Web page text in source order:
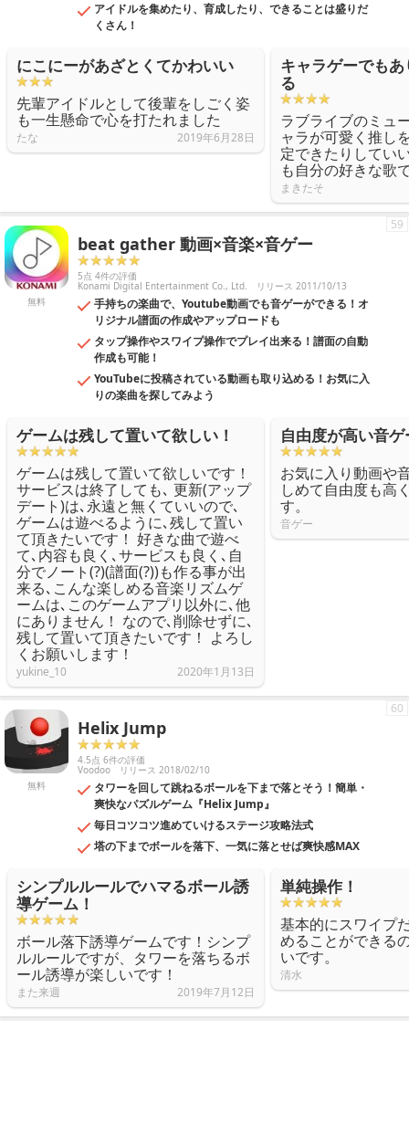
アイドルを集めたり、育成したり、できることは盛りだ
くさん！
にこにーがあざとくてかわいい
先輩アイドルとして後輩をしごく姿
も一生懸命で心を打たれました
たな 2019年6月28日
キャラゲーでも
る
ラブライブのミュ
ャラが可愛く推し
定できたりしてい
も自分の好きな歌
まきたそ
無料
beat gather 動画×音楽×音ゲー
5点 4件の評価
Konami Digital Entertainment Co., Ltd. リリース 2011/10/13
手持ちの楽曲で、Youtube動画でも音ゲーができる！オ
リジナル譜面の作成やアップロードも
タップ操作やスワイプ操作でプレイ出来る！譜面の自動
作成も可能！
YouTubeに投稿されている動画も取り込める！お気に入
りの楽曲を探してみよう
59
ゲームは残して置いて欲しい！
ゲームは残して置いて欲しいです！
サービスは終了しても､ 更新(アップ
デート)は､永遠と無くていいので､
ゲームは遊べるように､残して置い
て頂きたいです！ 好きな曲で遊べ
て､内容も良く､サービスも良く､自
分でノート(?)(譜面(?))も作る事が出
来る､こんな楽しめる音楽リズムゲ
ームは､このゲームアプリ以外に､他
にありません！ なので､削除せずに､
残して置いて頂きたいです！ よろし
くお願いします！
yukine_10 2020年1月13日
自由度が高い音ゲ
お気に入り動画や
しめて自由度も高
す。
音ゲー
無料
Helix Jump
4.5点 6件の評価
Voodoo リリース 2018/02/10
タワーを回して跳ねるボールを下まで落とそう！簡単・
爽快なパズルゲーム『Helix Jump』
毎日コツコツ進めていけるステージ攻略法式
塔の下までボールを落下、一気に落とせば爽快感MAX
60
シンプルルールでハマるボール誘
導ゲーム！
ボール落下誘導ゲームです！シンプ
ルルールですが、タワーを落ちるボ
ール誘導が楽しいです！
また来週 2019年7月12日
単純操作！
基本的にスワイプ
めることができる
いです。
清水